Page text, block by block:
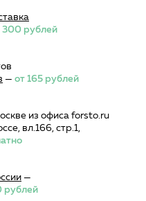
300 рублей
— от 165 рублей
из офиса forsto.ru
вл.166, стр.1,
—
рублей